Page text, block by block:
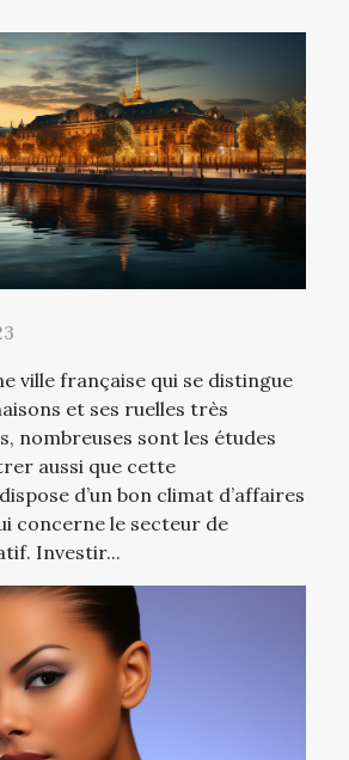
ville française qui se distingue
et ses ruelles très
nombreuses sont les études
aussi que cette
d’un bon climat d’affaires
concerne le secteur de
Investir...